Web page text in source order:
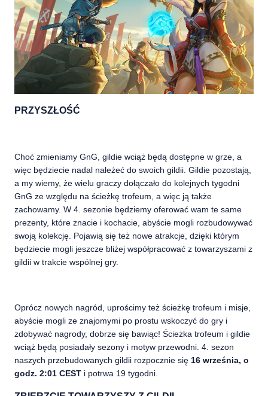
PRZYSZŁOŚĆ
Choć zmieniamy GnG, gildie wciąż będą dostępne w grze, a
więc będziecie nadal należeć do swoich gildii. Gildie pozostają,
a my wiemy, że wielu graczy dołączało do kolejnych tygodni
GnG ze względu na ścieżkę trofeum, a więc ją także
zachowamy. W 4. sezonie będziemy oferować wam te same
prezenty, które znacie i kochacie, abyście mogli rozbudowywać
swoją kolekcję. Pojawią się też nowe atrakcje, dzięki którym
będziecie mogli jeszcze bliżej współpracować z towarzyszami z
gildii w trakcie wspólnej gry.
Oprócz nowych nagród, uprościmy też ścieżkę trofeum i misje,
abyście mogli ze znajomymi po prostu wskoczyć do gry i
zdobywać nagrody, dobrze się bawiąc! Ścieżka trofeum i gildie
wciąż będą posiadały sezony i motyw przewodni. 4. sezon
naszych przebudowanych gildii rozpocznie się 16 września, o
godz. 2:01 CEST i potrwa 19 tygodni.